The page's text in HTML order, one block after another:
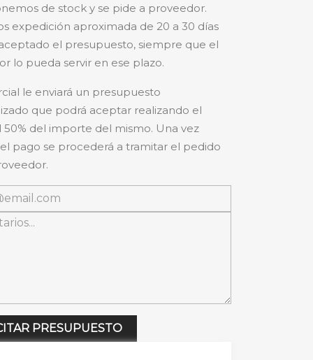
de stock y se pide a proveedor.
expedición aproximada de 20 a 30 días
el presupuesto, siempre que el
lo pueda servir en ese plazo.
le enviará un presupuesto
que podrá aceptar realizando el
del importe del mismo. Una vez
pago se procederá a tramitar el pedido
PRESUPUESTO